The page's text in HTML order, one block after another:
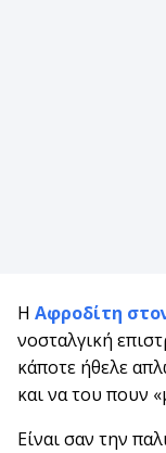
Η Αφροδίτη
νοσταλγική
κάποτε ήθελε
και να του πουν
Είναι σαν την